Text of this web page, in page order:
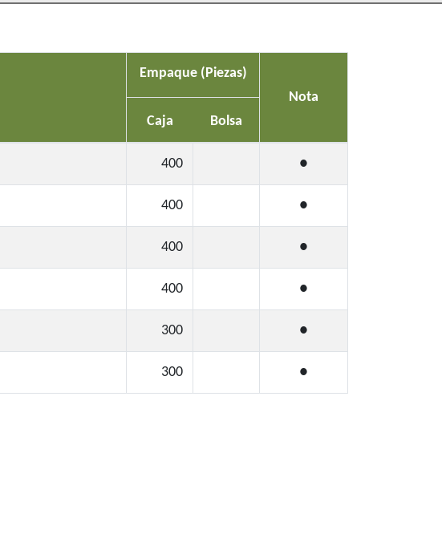
Empaque (Piezas)
Caja Bolsa
Nota
400 ●
400 ●
400 ●
400 ●
300 ●
300 ●